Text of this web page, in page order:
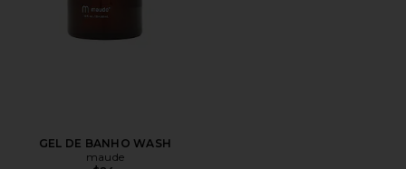
GEL DE BANHO WASH
maude